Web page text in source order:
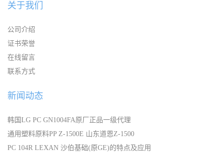
关于我们
公司介绍
证书荣誉
在线留言
联系方式
新闻动态
韩国LG PC GN1004FA原厂正品一级代理
通用塑料原料PP Z-1500E 山东道恩Z-1500
PC 104R LEXAN 沙伯基础(原GE)的特点及应用